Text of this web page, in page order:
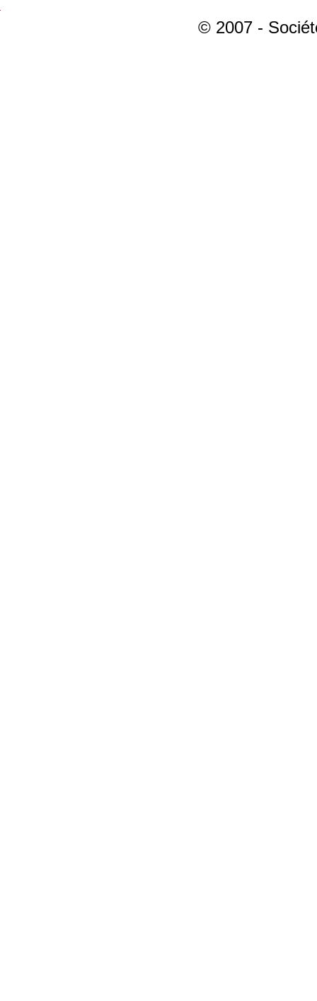
© 2007 -